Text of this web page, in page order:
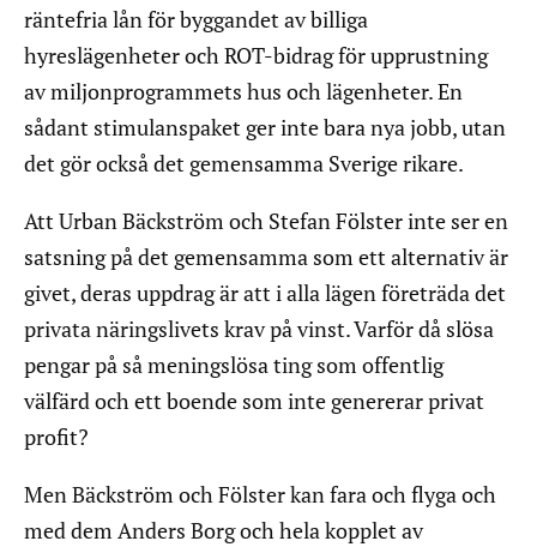
räntefria lån för byggandet av billiga
hyreslägenheter och ROT-bidrag för upprustning
av miljonprogrammets hus och lägenheter. En
sådant stimulanspaket ger inte bara nya jobb, utan
det gör också det gemensamma Sverige rikare.
Att Urban Bäckström och Stefan Fölster inte ser en
satsning på det gemensamma som ett alternativ är
givet, deras uppdrag är att i alla lägen företräda det
privata näringslivets krav på vinst. Varför då slösa
pengar på så meningslösa ting som offentlig
välfärd och ett boende som inte genererar privat
profit?
Men Bäckström och Fölster kan fara och flyga och
med dem Anders Borg och hela kopplet av